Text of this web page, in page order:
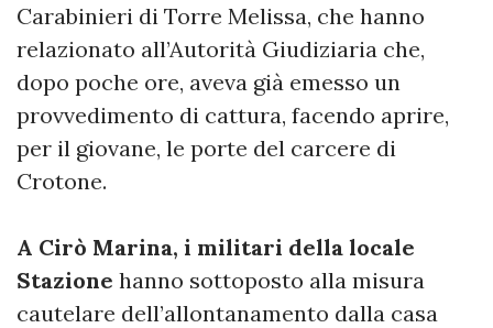
Carabinieri di Torre Melissa, che hanno
relazionato all’Autorità Giudiziaria che,
dopo poche ore, aveva già emesso un
provvedimento di cattura, facendo aprire,
per il giovane, le porte del carcere di
Crotone.
A Cirò Marina, i militari della locale
Stazione hanno sottoposto alla misura
cautelare dell’allontanamento dalla casa